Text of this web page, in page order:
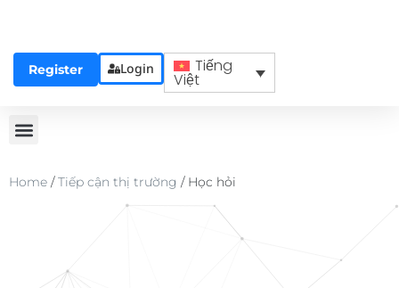
Register Login Tiếng
Việt
Home /Tiếp cận thị trường / Học hỏi